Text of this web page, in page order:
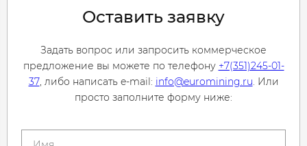
Оставить заявку
Задать вопрос или запросить коммерческое
предложение вы можете по телефону +7(351)245-01-
37, либо написать e-mail: info@euromining.ru. Или
просто заполните форму ниже: